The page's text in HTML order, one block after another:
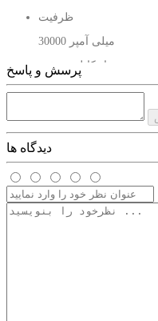
ظرفیت
30000 میلی آمپر
تعداد کابل سرخود
مناسب برای
همه مدل گوشی ها
پرسش و پاسخ
دیدگاه ها